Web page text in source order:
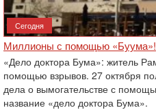
Сегодня
Миллионы с помощью «Буума»!
«Дело доктора Бума»: житель
помощью взрывов. 27 октября
дела о вымогательстве с
название «дело доктора Бума».